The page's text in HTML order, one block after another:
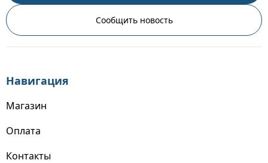
Сообщить новость
Навигация
Магазин
Оплата
Контакты